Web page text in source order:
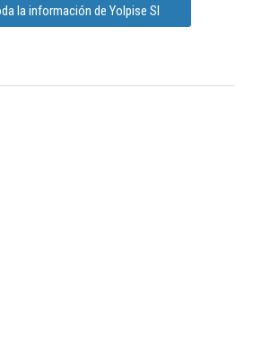
la información de Yolpise Sl